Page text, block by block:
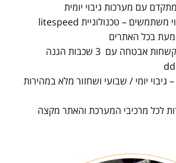
מהירות ותמיכה בריבוי משתמשים – טכנולוגיית litespeed
בכל האתרים
אבטחה ושרידות – הקשחות אבטחה עם 3 שכבות הגנה
גיבוי יומי / שבועי ושחזור מלא במהירות
לכל מרכיבי המערכת והאתר מקצה